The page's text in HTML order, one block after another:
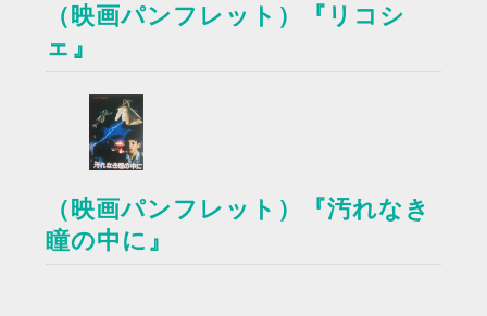
（映画パンフレット）『リコシ
ェ』
（映画パンフレット）『汚れなき
瞳の中に』